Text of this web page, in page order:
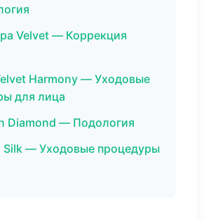
Velvet — Коррекция
Harmony — Уходовые
для лица
Diamond — Подология
— Уходовые процедуры